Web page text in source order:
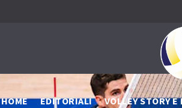
HOME EDITORIALI VOLLEY STORY